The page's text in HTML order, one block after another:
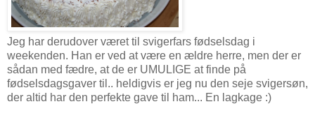
Jeg har derudover været til svigerfars fødselsdag i
weekenden. Han er ved at være en ældre herre, men der er
sådan med fædre, at de er UMULIGE at finde på
fødselsdagsgaver til.. heldigvis er jeg nu den seje svigersøn,
der altid har den perfekte gave til ham... En lagkage :)